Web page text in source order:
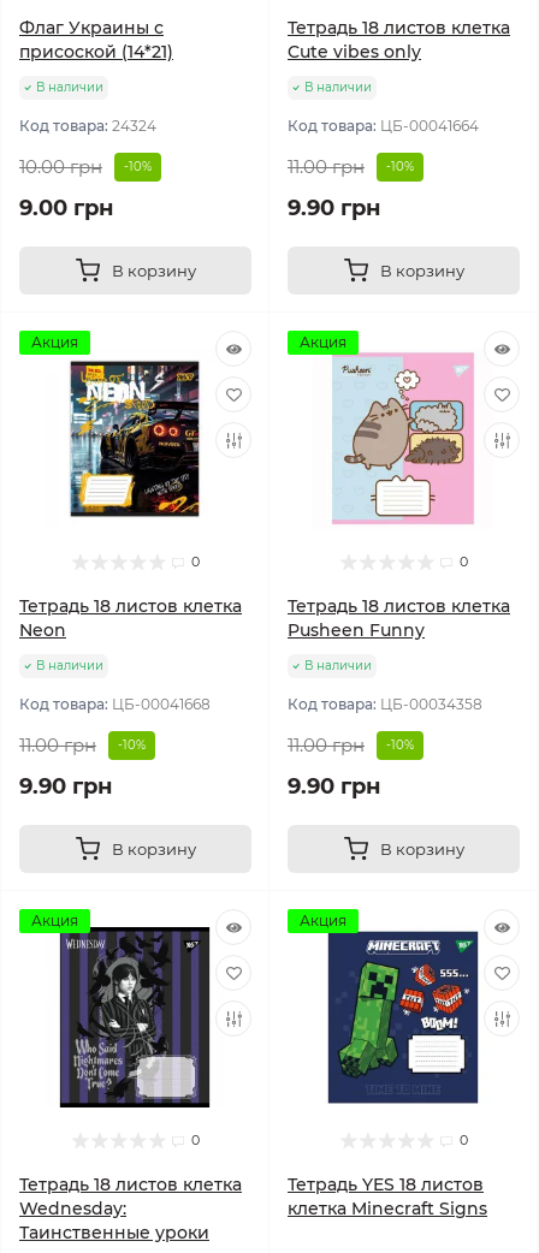
Флаг Украины с
присоской (14*21)
В наличии
Код товара: 24324
10.00 грн -10%
9.00 грн
В корзину
Тетрадь 18 листов клетка
Cute vibes only
В наличии
Код товара: ЦБ-00041664
11.00 грн -10%
9.90 грн
В корзину
Акция
0
Тетрадь 18 листов клетка
Neon
В наличии
Код товара: ЦБ-00041668
11.00 грн -10%
9.90 грн
В корзину
Акция
0
Тетрадь 18 листов клетка
Pusheen Funny
В наличии
Код товара: ЦБ-00034358
11.00 грн -10%
9.90 грн
В корзину
Акция
0
Тетрадь 18 листов клетка
Wednesday:
Таинственные уроки
Акция
0
Тетрадь YES 18 листов
клетка Minecraft Signs